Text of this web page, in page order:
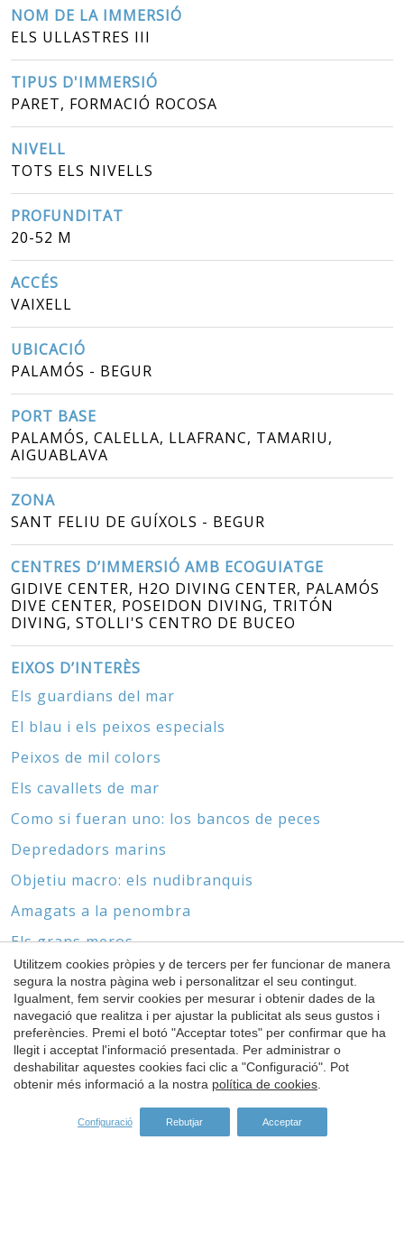
NOM DE LA IMMERSIÓ
ELS ULLASTRES III
TIPUS D'IMMERSIÓ
PARET, FORMACIÓ ROCOSA
NIVELL
TOTS ELS NIVELLS
PROFUNDITAT
20-52 M
ACCÉS
VAIXELL
UBICACIÓ
PALAMÓS - BEGUR
PORT BASE
PALAMÓS, CALELLA, LLAFRANC, TAMARIU,
AIGUABLAVA
ZONA
SANT FELIU DE GUÍXOLS - BEGUR
CENTRES D’IMMERSIÓ AMB ECOGUIATGE
GIDIVE CENTER, H2O DIVING CENTER, PALAMÓS
DIVE CENTER, POSEIDON DIVING, TRITÓN
DIVING, STOLLI'S CENTRO DE BUCEO
EIXOS D’INTERÈS
Els guardians del mar
El blau i els peixos especials
Peixos de mil colors
Els cavallets de mar
Como si fueran uno: los bancos de peces
Depredadors marins
Objetiu macro: els nudibranquis
Amagats a la penombra
Els grans meros
Biòtops marins i derelictes
Sense cap ni peus
El món de les gorgònies i els coralls
ESPÒNSORS
Utilitzem cookies pròpies y de tercers per fer funcionar de manera
segura la nostra pàgina web i personalitzar el seu contingut.
Igualment, fem servir cookies per mesurar i obtenir dades de la
navegació que realitza i per ajustar la publicitat als seus gustos i
preferències. Premi el botó "Acceptar totes" per confirmar que ha
llegit i acceptat l'informació presentada. Per administrar o
deshabilitar aquestes cookies faci clic a "Configuració". Pot
obtenir més informació a la nostra política de cookies.
Configuració Rebutjar Acceptar
Guardar configuració Acceptar totes